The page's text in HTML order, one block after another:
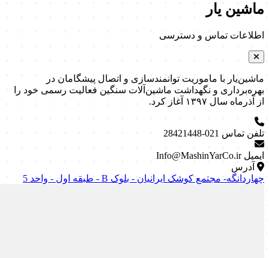
ماشین یار
اطلاعات تماس و دسترسی
ماشین‌یار با ماموریت توانمندسازی و اتصال پیشگامان در
بهره‌برداری و نگهداشت ماشین‌آلات سنگین فعالیت رسمی خود را
از آذرماه سال ۱۳۹۷ آغاز کرد.
تلفن تماس 021-28421448
ایمیل Info@MashinYarCo.ir
آدرس
چهاردانگه- مجتمع کوشک ایرانیان - بلوک B - طبقه اول - واحد 5